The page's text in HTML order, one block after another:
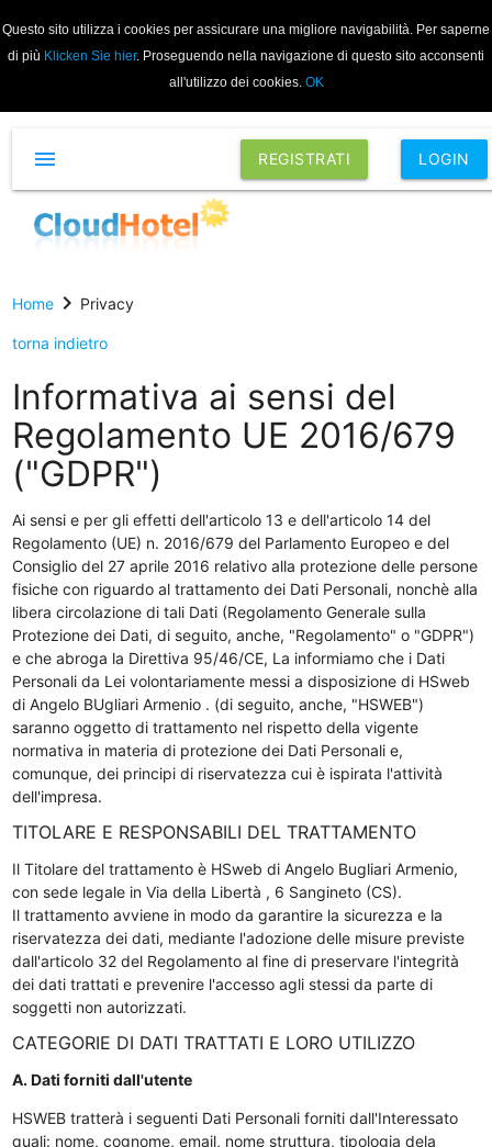
Questo sito utilizza i cookies per assicurare una migliore navigabilità. Per saperne
di più Klicken Sie hier. Proseguendo nella navigazione di questo sito acconsenti
all'utilizzo dei cookies. OK
REGISTRATI LOGIN
menu
Homechevron_right Privacy
torna indietro
Informativa ai sensi del
Regolamento UE 2016/679
("GDPR")
Ai sensi e per gli effetti dell'articolo 13 e dell'articolo 14 del
Regolamento (UE) n. 2016/679 del Parlamento Europeo e del
Consiglio del 27 aprile 2016 relativo alla protezione delle persone
fisiche con riguardo al trattamento dei Dati Personali, nonchè alla
libera circolazione di tali Dati (Regolamento Generale sulla
Protezione dei Dati, di seguito, anche, "Regolamento" o "GDPR")
e che abroga la Direttiva 95/46/CE, La informiamo che i Dati
Personali da Lei volontariamente messi a disposizione di HSweb
di Angelo BUgliari Armenio . (di seguito, anche, "HSWEB")
saranno oggetto di trattamento nel rispetto della vigente
normativa in materia di protezione dei Dati Personali e,
comunque, dei principi di riservatezza cui è ispirata l'attività
dell'impresa.
TITOLARE E RESPONSABILI DEL TRATTAMENTO
Il Titolare del trattamento è HSweb di Angelo Bugliari Armenio,
con sede legale in Via della Libertà , 6 Sangineto (CS).
Il trattamento avviene in modo da garantire la sicurezza e la
riservatezza dei dati, mediante l'adozione delle misure previste
dall'articolo 32 del Regolamento al fine di preservare l'integrità
dei dati trattati e prevenire l'accesso agli stessi da parte di
soggetti non autorizzati.
CATEGORIE DI DATI TRATTATI E LORO UTILIZZO
A. Dati forniti dall'utente
HSWEB tratterà i seguenti Dati Personali forniti dall'Interessato
quali: nome, cognome, email, nome struttura, tipologia dela